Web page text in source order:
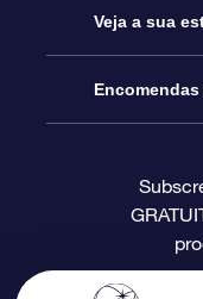
Contactos
O Blog
Avaliações
Prenda Star
Pacote
O Cartão
Presentes
Veja a sua
Registo de
Página de
Um Milhão de
Informação
Informação de